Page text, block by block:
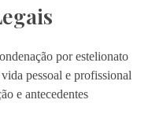
por estelionato
pessoal e profissional
e antecedentes